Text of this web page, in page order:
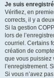
Je suis
Vérifiez, en
corrects, il y a
Si la gestion
lors de
courriel. Certains
création de
que vous puissiez
l’enregistrement.
Si vous n’avez